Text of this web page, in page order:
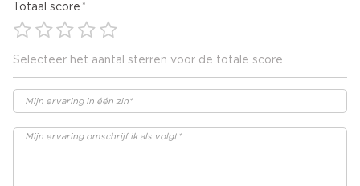
Totaal score
Selecteer het aantal sterren voor de totale score